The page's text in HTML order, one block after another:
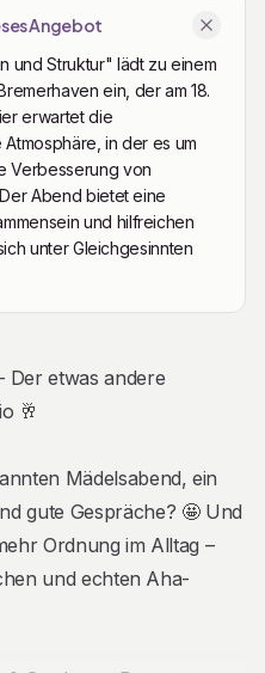
Angebot
und Struktur" lädt zu einem
ein, der am 18.
erwartet die
in der es um
Verbesserung von
Abend bietet eine
und hilfreichen
unter Gleichgesinnten
Der etwas andere
🥂
Mädelsabend, ein
gute Gespräche? 🤩 Und
Ordnung im Alltag –
und echten Aha-